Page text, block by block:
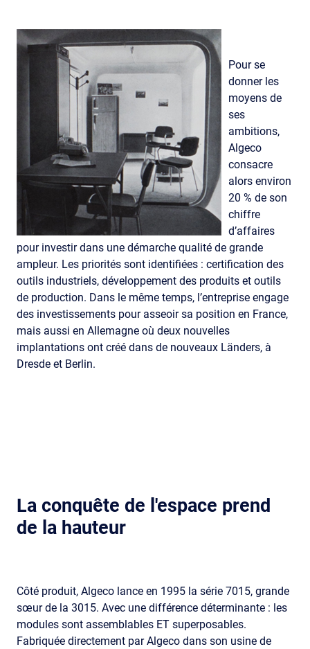
Pour se
donner les
moyens de
ses
ambitions,
Algeco
consacre
alors environ
20 % de son
chiffre
d’affaires
pour investir dans une démarche qualité de grande
ampleur. Les priorités sont identifiées : certification des
outils industriels, développement des produits et outils
de production. Dans le même temps, l’entreprise engage
des investissements pour asseoir sa position en France,
mais aussi en Allemagne où deux nouvelles
implantations ont créé dans de nouveaux Länders, à
Dresde et Berlin.
La conquête de l'espace prend
de la hauteur
Côté produit, Algeco lance en 1995 la série 7015, grande
sœur de la 3015. Avec une différence déterminante : les
modules sont assemblables ET superposables.
Fabriquée directement par Algeco dans son usine de